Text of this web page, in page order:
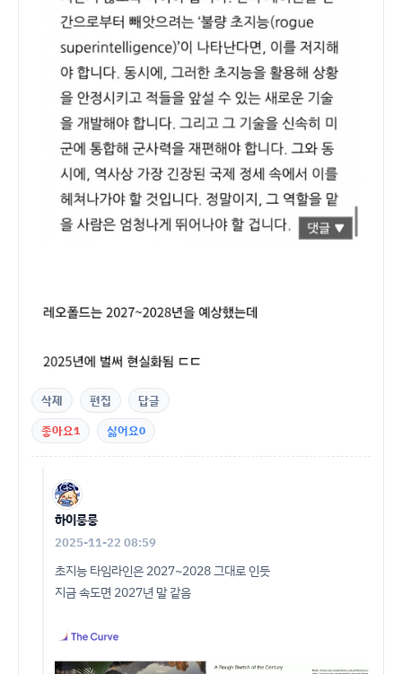
삭제 편집
답글
좋아요1 싫어요0
하이룽룽
2025-11-22 08:59
초지능 타임라인은 2027~2028 그대로 인듯
지금 속도면 2027년 말 같음